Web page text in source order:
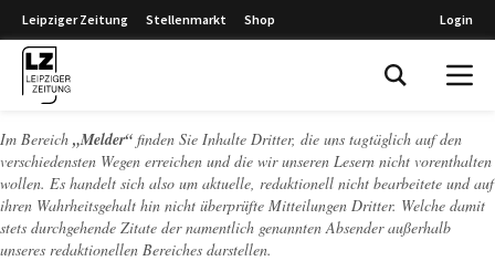
Leipziger Zeitung Stellenmarkt Shop Login
Im Bereich „Melder“ finden Sie Inhalte Dritter, die uns tagtäglich auf den
verschiedensten Wegen erreichen und die wir unseren Lesern nicht vorenthalten
wollen. Es handelt sich also um aktuelle, redaktionell nicht bearbeitete und auf
ihren Wahrheitsgehalt hin nicht überprüfte Mitteilungen Dritter. Welche damit
stets durchgehende Zitate der namentlich genannten Absender außerhalb
unseres redaktionellen Bereiches darstellen.